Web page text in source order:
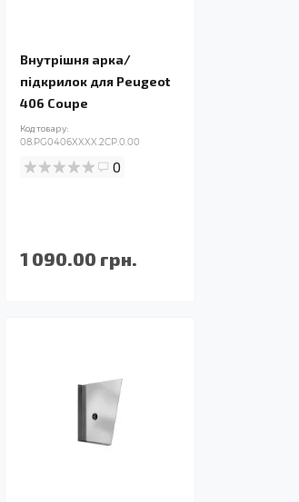
Внутрішня арка/
підкрилок для Peugeot
406 Coupe
Код товару:
08.PG0406XXXX.2CP.0.00
0
1 090.00 грн.